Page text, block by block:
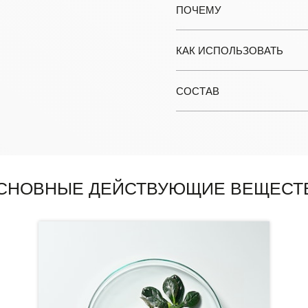
ПОЧЕМУ
КАК ИСПОЛЬЗОВАТЬ
СОСТАВ
ДЕЙСТВУЮЩИЕ